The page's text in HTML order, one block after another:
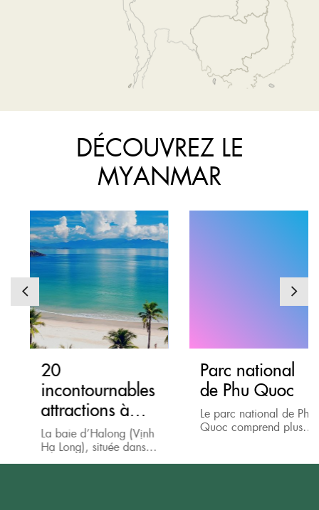
DÉCOUVREZ LE
MYANMAR
20
incontournables
attractions à
visiter de la
baie d’Halong
La baie d’Halong (Vịnh
Hạ Long), située dans le
golfe du Tonkin, dans
Parc national
de Phu Quoc
Le parc national de Phu
Quoc comprend plus
l’île de Phu Quoc, où